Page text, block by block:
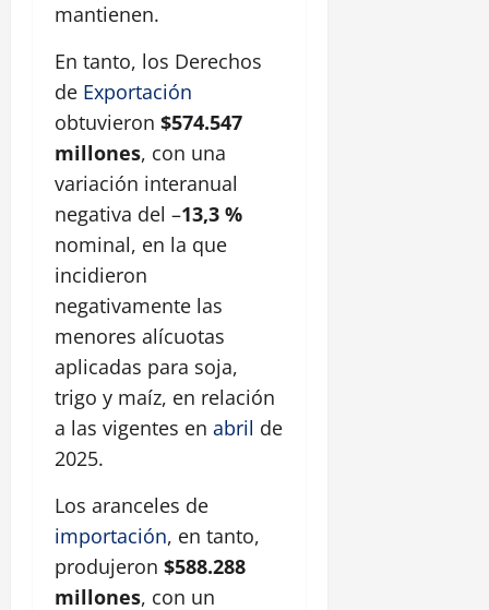
mantienen.
En tanto, los Derechos
de Exportación
obtuvieron $574.547
millones, con una
variación interanual
negativa del –13,3 %
nominal, en la que
incidieron
negativamente las
menores alícuotas
aplicadas para soja,
trigo y maíz, en relación
a las vigentes en abril de
2025.
Los aranceles de
importación, en tanto,
produjeron $588.288
millones, con un